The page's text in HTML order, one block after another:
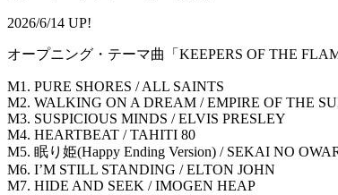
2026/6/14 UP!
オープニング・テーマ曲「KEEPERS OF THE
M1. PURE SHORES / ALL SAINTS
M2. WALKING ON A DREAM / EMPIRE OF THE
M3. SUSPICIOUS MINDS / ELVIS PRESLEY
M4. HEARTBEAT / TAHITI 80
M5. 眠り姫(Happy Ending Version) / SEKAI NO
M6. I’M STILL STANDING / ELTON JOHN
M7. HIDE AND SEEK / IMOGEN HEAP